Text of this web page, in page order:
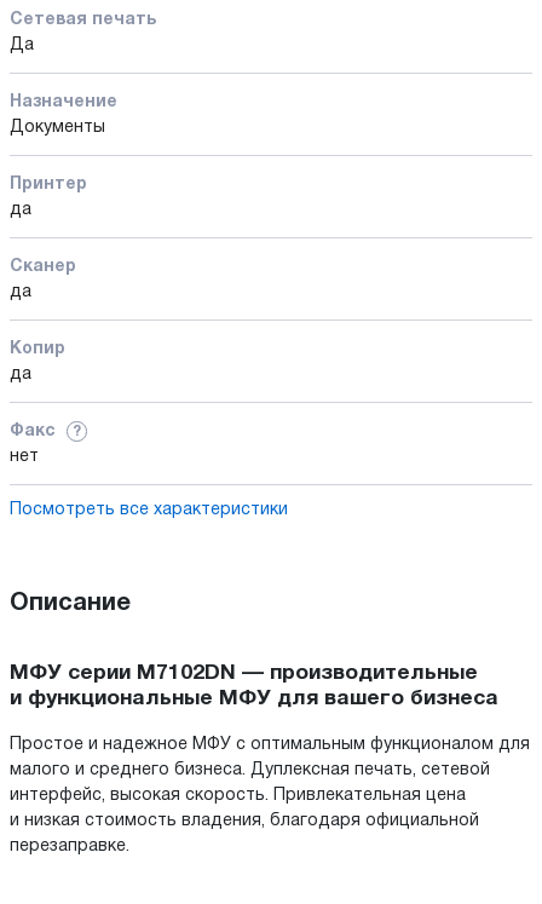
Сетевая печать
Да
Назначение
Документы
Принтер
да
Сканер
да
Копир
да
Факс ?
нет
Посмотреть все характеристики
Описание
МФУ серии M7102DN — производительные
и функциональные МФУ для вашего бизнеса
Простое и надежное МФУ с оптимальным функционалом для
малого и среднего бизнеса. Дуплексная печать, сетевой
интерфейс, высокая скорость. Привлекательная цена
и низкая стоимость владения, благодаря официальной
перезаправке.